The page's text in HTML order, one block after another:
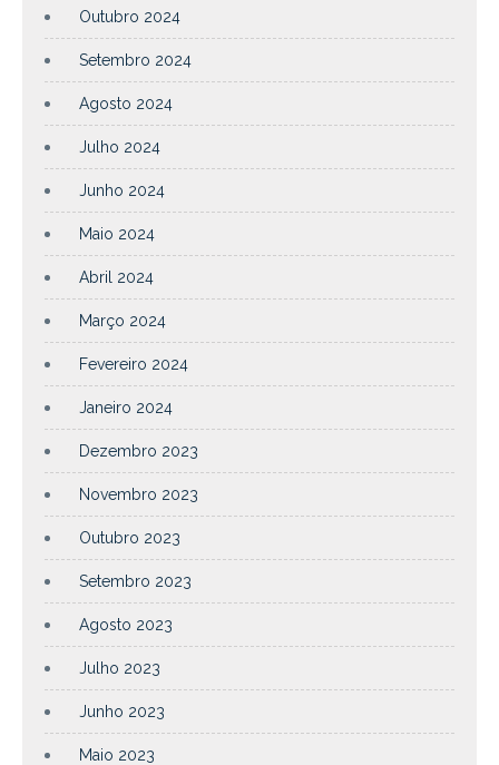
Outubro 2024
Setembro 2024
Agosto 2024
Julho 2024
Junho 2024
Maio 2024
Abril 2024
Março 2024
Fevereiro 2024
Janeiro 2024
Dezembro 2023
Novembro 2023
Outubro 2023
Setembro 2023
Agosto 2023
Julho 2023
Junho 2023
Maio 2023